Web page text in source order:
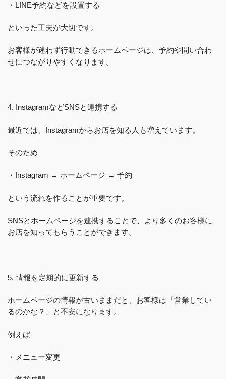
・LINE予約などを設置する
といった工夫が大切です。
お客様が迷わず行動できるホームページは、予約や問い合わ
せにつながりやすくなります。
4. InstagramなどSNSと連携する
最近では、Instagramからお店を知る人も増えています。
そのため
・Instagram → ホームページ → 予約
という流れを作ることが重要です。
SNSとホームページを連携することで、より多くのお客様に
お店を知ってもらうことができます。
5. 情報を定期的に更新する
ホームページの情報が古いままだと、お客様は「営業してい
るのかな？」と不安になります。
例えば
・メニュー変更